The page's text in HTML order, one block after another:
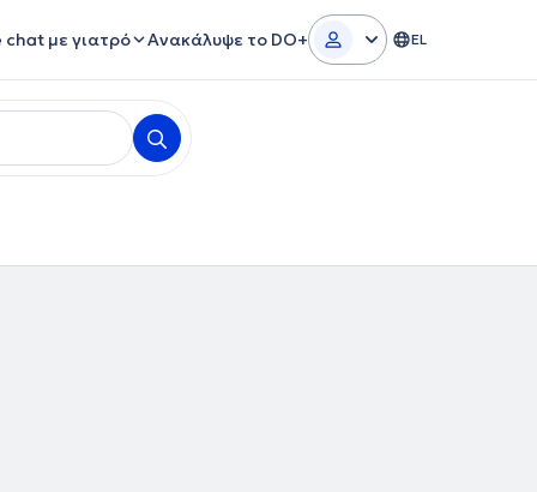
chat με γιατρό Ανακάλυψε το DO+ EL